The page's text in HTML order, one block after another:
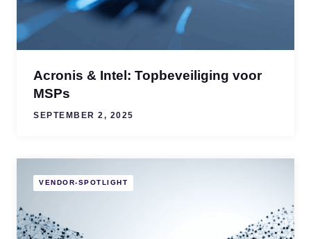
Acronis & Intel: Topbeveiliging voor
MSPs
SEPTEMBER 2, 2025
VENDOR-SPOTLIGHT